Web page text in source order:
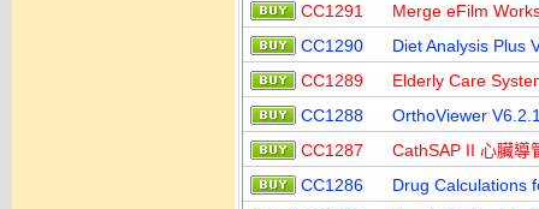
CC1291
Merge eFilm
CC1290
Diet Analysis Plus
CC1289
Elderly Care
CC1288
OrthoViewer
CC1287
CathSAP II 心臟導
CC1286
Drug Calculations